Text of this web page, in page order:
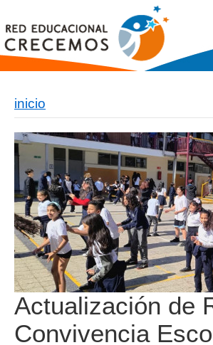
inicio
Actualización de
Convivencia